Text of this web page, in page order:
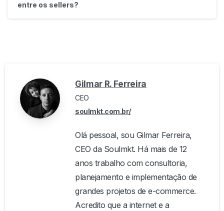
entre os sellers?
Gilmar R. Ferreira
CEO
soulmkt.com.br/
Olá pessoal, sou Gilmar Ferreira,
CEO da Soulmkt. Há mais de 12
anos trabalho com consultoria,
planejamento e implementação de
grandes projetos de e-commerce.
Acredito que a internet e a